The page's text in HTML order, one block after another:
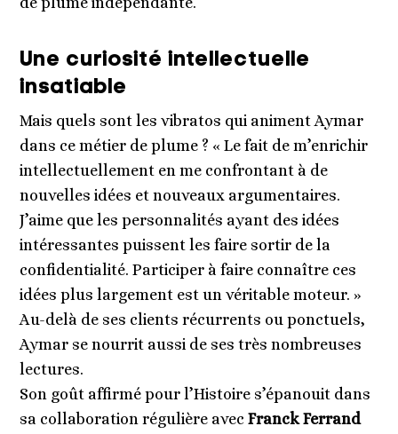
Une curiosité intellectuelle
insatiable
Mais quels sont les vibratos qui animent Aymar
dans ce métier de plume ? « Le fait de m’enrichir
intellectuellement en me confrontant à de
nouvelles idées et nouveaux argumentaires.
J’aime que les personnalités ayant des idées
intéressantes puissent les faire sortir de la
confidentialité. Participer à faire connaître ces
idées plus largement est un véritable moteur. »
Au-delà de ses clients récurrents ou ponctuels,
Aymar se nourrit aussi de ses très nombreuses
lectures.
Son goût affirmé pour l’Histoire s’épanouit dans
sa collaboration régulière avecFranck Ferrand